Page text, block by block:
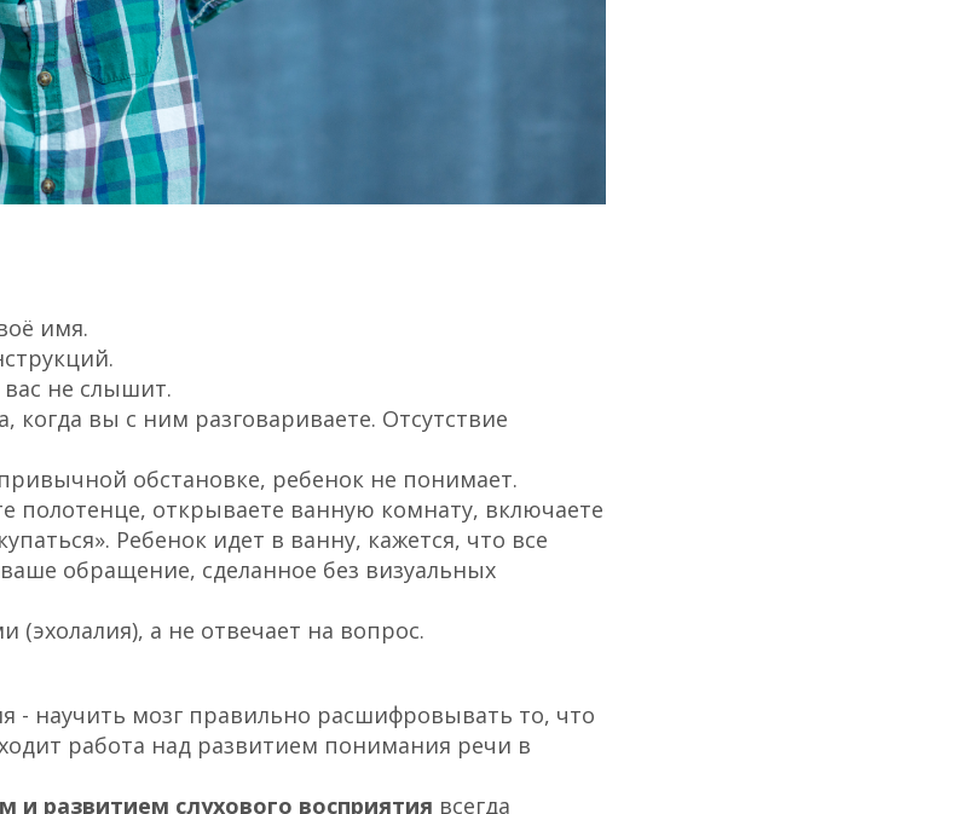
имя.
не слышит.
когда вы с ним разговариваете. Отсутствие
обстановке, ребенок не понимает.
полотенце, открываете ванную комнату, включаете
Ребенок идет в ванну, кажется, что все
обращение, сделанное без визуальных
(эхолалия), а не отвечает на вопрос.
- научить мозг правильно расшифровывать то, что
работа над развитием понимания речи в
развитием слухового восприятия всегда